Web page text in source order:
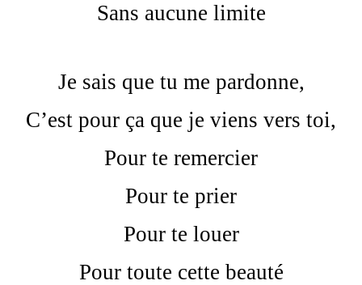
Sans aucune limite
Je sais que tu me pardonne,
C’est pour ça que je viens vers toi,
Pour te remercier
Pour te prier
Pour te louer
Pour toute cette beauté